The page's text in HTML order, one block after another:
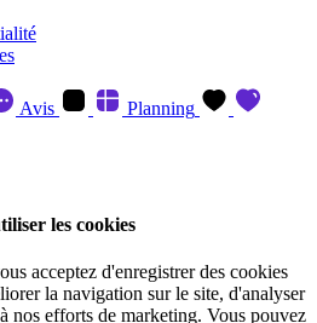
Avis
Planning
les cookies
acceptez d'enregistrer des cookies
la navigation sur le site, d'analyser
nos efforts de marketing. Vous pouvez